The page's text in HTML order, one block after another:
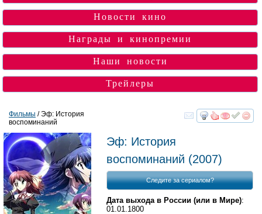
Новости кино
Награды и кинопремии
Наши новости
Трейлеры
смотреть
Фильмы / Эф: История
воспоминаний
Эф: История
воспоминаний (2007)
Следите за сериалом?
Дата выхода в России (или в Мире):
01.01.1800